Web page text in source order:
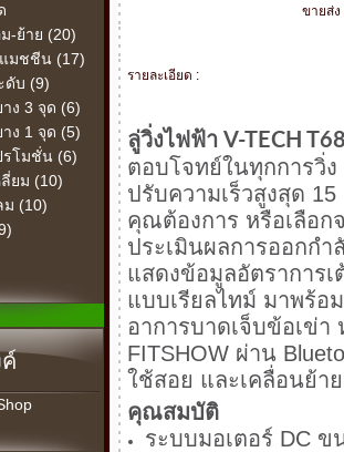
-ย้าย (20)
มชชีน (17)
ดับ (9)
ง 3 จุด (6)
ง 1 จุด (5)
รโมชั่น (6)
ยม (10)
ม (10)
ขายส่ง
รายละเอียด :
ลู่วิ่งไฟฟ้า V-TECH
ตอบโจทย์ในทุกการวิ่ง
ปรับความเร็วสูงสุด
คุณต้องการ หรือเลือก
ประเมินผลการออกก
แสดงข้อมูลอัตราการ
แบบเรียลไทม์ มาพร้อ
อาการบาดเจ็บข้อเข่
FITSHOW ผ่าน
ใช้สอย และเคลื่อนย้า
คุณสมบัติ
ระบบมอเตอร์ DC ข